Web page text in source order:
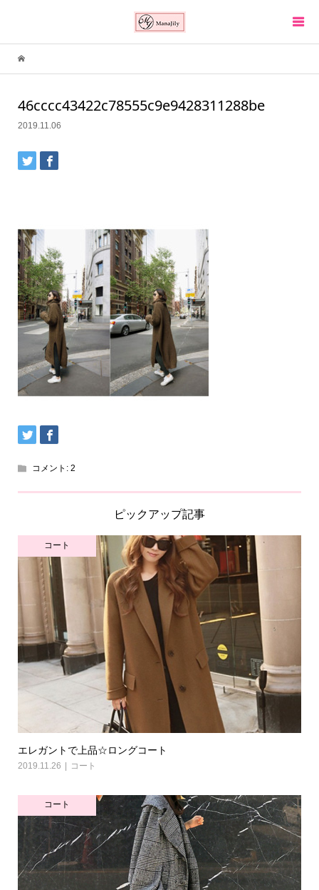
46cccc43422c78555c9e9428311288be
2019.11.06
コメント: 2
ピックアップ記事
コート
エレガントで上品☆ロングコート
2019.11.26 コート
コート